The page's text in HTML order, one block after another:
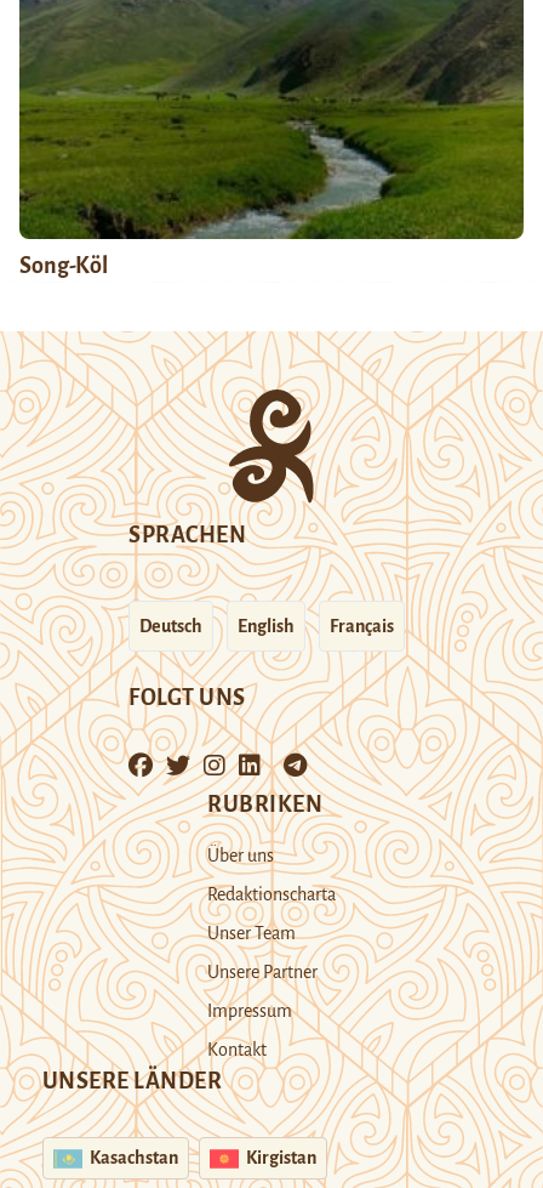
Song-Köl
SPRACHEN
Deutsch English Français
FOLGT UNS
RUBRIKEN
Über uns
Redaktionscharta
Unser Team
Unsere Partner
Impressum
Kontakt
UNSERE LÄNDER
Kasachstan Kirgistan